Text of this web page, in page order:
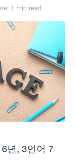
1 min read
년, 3언어 7